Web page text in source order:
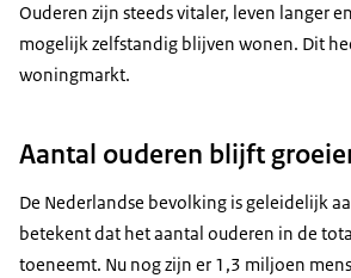
Ouderen zijn steeds vitaler, leven langer
mogelijk zelfstandig blijven wonen. Dit
woningmarkt.
Aantal ouderen blijft
De Nederlandse bevolking is geleidelijk
betekent dat het aantal ouderen in de
toeneemt. Nu nog zijn er 1,3 miljoen